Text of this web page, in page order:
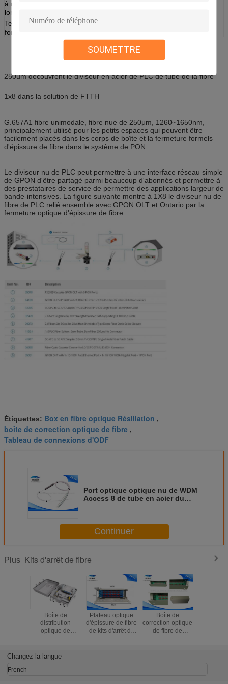
SOUMETTRE
à charge de
longueur d'onde
Température de
fonctionnement
-40~85°C
250um découvrent le diviseur en acier de PLC de tube de la fibre
1x8 dans la solution de FTTH
G.657A1 fibre unimodale, fibre nue de 250μm, 1260~1650nm,
principalement utilisé pour les petits espaces qui peuvent être
facilement placés dans les corps de boîte et la fermeture formels
d'épissure de fibre dans le système de PON.
Le diviseur nu de PLC peut permettre à une interface réseau simple
de GPON d'être partagé parmi beaucoup d'abonnés et permettre à
des prestataires de service de permettre des applications largeur de
bande-intensives. La figure suivante montre à 1X8 le diviseur nu de
fibre de PLC relié ensemble avec GPON OLT et Ontario par la
fermeture optique d'épissure de fibre.
Étiquettes: Box en fibre optique Résiliation ,
boîte de correction optique de fibre ,
Tableau de connexions d'ODF
Port optique optique nu de WDM
Access 8 de tube en acier du
Continuer
Plus Kits d'arrêt de fibre
Boîte de
distribution
optique de
Plateau optique
d'épissure de fibre
de kits d'arrêt de
Boîte de
correction optique
de fibre de
Changez la langue
French